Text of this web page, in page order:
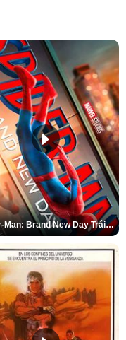
Spider-Man: Brand New Day Tráiler (3)